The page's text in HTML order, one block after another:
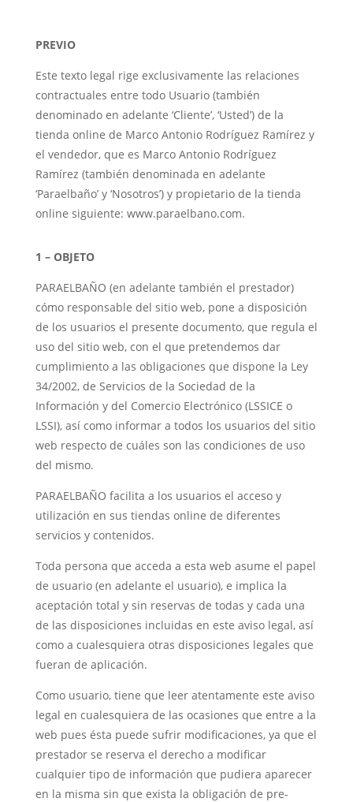
PREVIO
Este texto legal rige exclusivamente las relaciones
contractuales entre todo Usuario (también
denominado en adelante ‘Cliente’, ‘Usted’) de la
tienda online de Marco Antonio Rodríguez Ramírez y
el vendedor, que es Marco Antonio Rodríguez
Ramírez (también denominada en adelante
‘Paraelbaño’ y ‘Nosotros’) y propietario de la tienda
online siguiente: www.paraelbano.com.
1 – OBJETO
PARAELBAÑO (en adelante también el prestador)
cómo responsable del sitio web, pone a disposición
de los usuarios el presente documento, que regula el
uso del sitio web, con el que pretendemos dar
cumplimiento a las obligaciones que dispone la Ley
34/2002, de Servicios de la Sociedad de la
Información y del Comercio Electrónico (LSSICE o
LSSI), así como informar a todos los usuarios del sitio
web respecto de cuáles son las condiciones de uso
del mismo.
PARAELBAÑO facilita a los usuarios el acceso y
utilización en sus tiendas online de diferentes
servicios y contenidos.
Toda persona que acceda a esta web asume el papel
de usuario (en adelante el usuario), e implica la
aceptación total y sin reservas de todas y cada una
de las disposiciones incluidas en este aviso legal, así
como a cualesquiera otras disposiciones legales que
fueran de aplicación.
Como usuario, tiene que leer atentamente este aviso
legal en cualesquiera de las ocasiones que entre a la
web pues ésta puede sufrir modificaciones, ya que el
prestador se reserva el derecho a modificar
cualquier tipo de información que pudiera aparecer
en la misma sin que exista la obligación de pre-